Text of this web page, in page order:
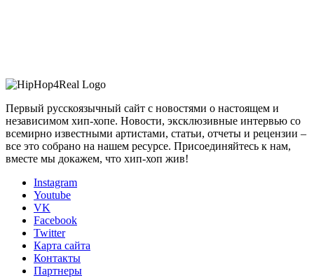
Первый русскоязычный сайт с новостями о настоящем и
независимом хип-хопе. Новости, эксклюзивные интервью со
всемирно известными артистами, статьи, отчеты и рецензии –
все это собрано на нашем ресурсе. Присоединяйтесь к нам,
вместе мы докажем, что хип-хоп жив!
Instagram
Youtube
VK
Facebook
Twitter
Карта сайта
Контакты
Партнеры